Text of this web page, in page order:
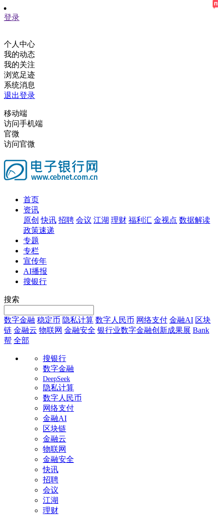
登录
个人中心
我的动态
我的关注
浏览足迹
系统消息
退出登录
移动端
访问手机端
官微
访问官微
首页
资讯
原创 快讯 招聘 会议 江湖 理财 福利汇 金视点 数据解读
政策速递
专题
专栏
宣传年
AI播报
搜银行
搜索
数字金融 稳定币 隐私计算 数字人民币 网络支付 金融AI 区块
链 金融云 物联网 金融安全 银行业数字金融创新成果展 Bank
帮 全部
搜银行
数字金融
DeepSeek
隐私计算
数字人民币
网络支付
金融AI
区块链
金融云
物联网
金融安全
快讯
招聘
会议
江湖
理财